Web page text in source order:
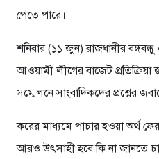
পেতে পারে।
শনিবার (১১ জুন) রাজধানীর বঙ্গবন্ধু
আওয়ামী লীগের বাজেট
সম্মেলনে সাংবাদিকদের প্রশ্নের
করের মাধ্যমে পাচার হওয়া অর্থ
আরও উৎসাহী হবে কি না জানতে